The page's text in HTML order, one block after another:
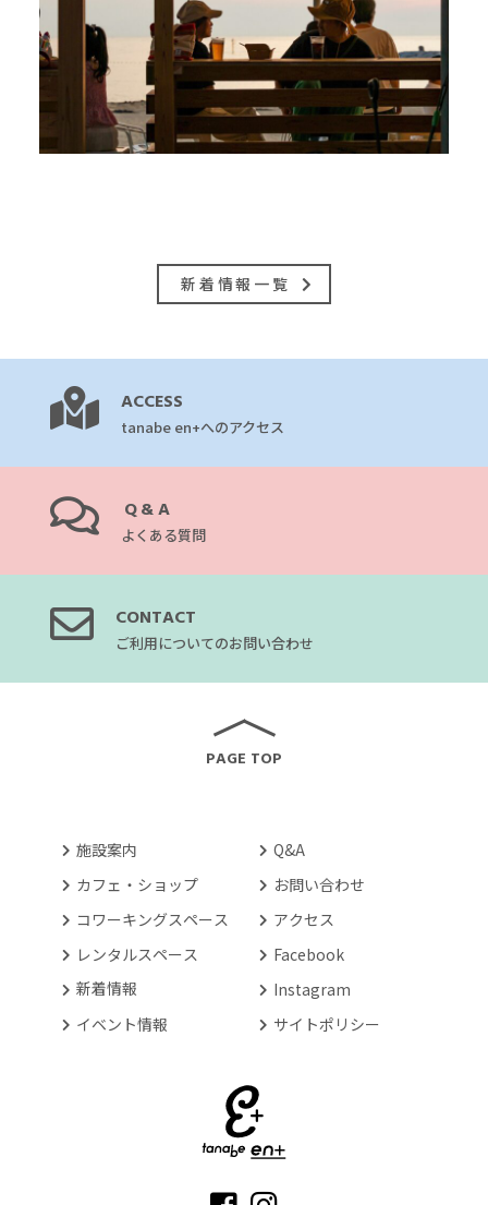
新着情報一覧
PAGE TOP
ACCESS
tanabe en+へのアクセス
Q&A
よくある質問
CONTACT
ご利用についてのお問い合わせ
施設案内
カフェ・ショップ
コワーキングスペース
レンタルスペース
新着情報
イベント情報
Q&A
お問い合わせ
アクセス
Facebook
Instagram
サイトポリシー